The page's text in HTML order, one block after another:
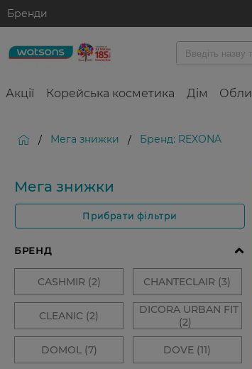
Бренди
Акції Корейська косметика Дім
/ Мега знижки / Бренд: REXONA
Мега знижки
Прибрати фільтри